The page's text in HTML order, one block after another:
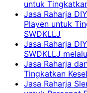
untuk
Jasa Raharja
Playen untuk
SWDKLLJ
Jasa Raharja
SWDKLLJ
Jasa Raharja
Tingkatkan
Jasa Raharja